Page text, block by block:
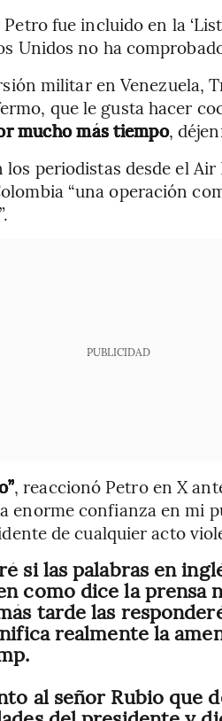
fue incluido en la
Unidos no ha
militar en Venezuela,
que le gusta hacer
mucho más tiempo,
periodistas desde el
“una operación
PUBLICIDAD
, reaccionó Petro en X
enorme confianza en mi
de cualquier acto
si las palabras en
como dice la prensa
tarde las
realmente la
al señor Rubio que